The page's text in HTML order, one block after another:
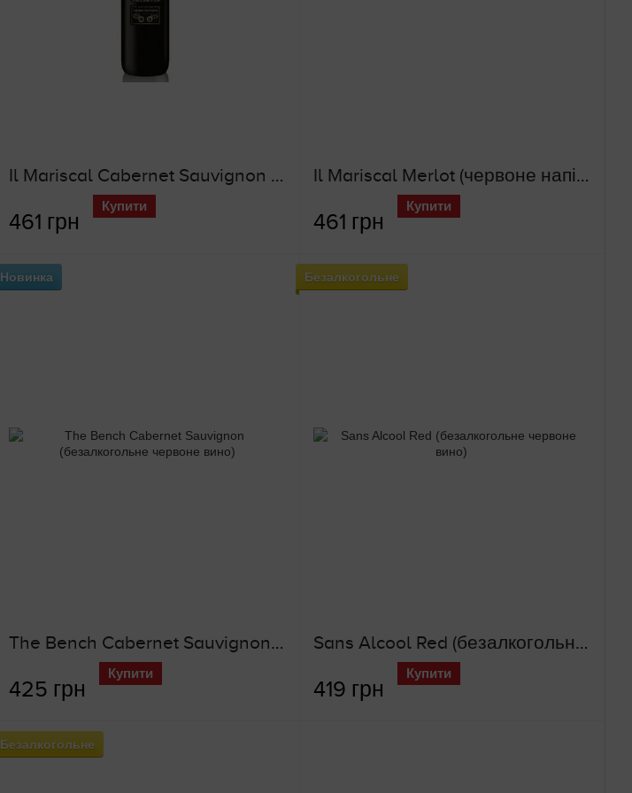
Il Mariscal Cabernet Sauvignon (червоне напівсолодке вино)
461 грн
Купити
Il Mariscal Merlot (червоне напівсолодке вино)
461 грн
Купити
Новинка
The Bench Cabernet Sauvignon (безалкогольне червоне вино)
425 грн
Купити
Безалкогольне
Sans Alcool Red (безалкогольне червоне вино)
419 грн
Купити
Безалкогольне